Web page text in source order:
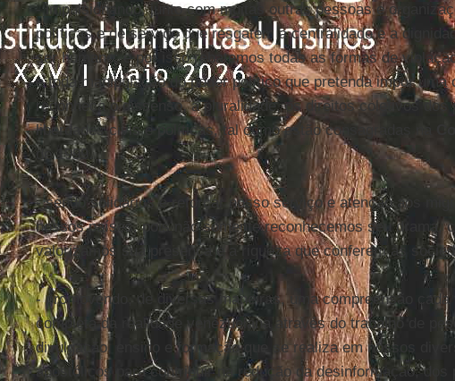
- impulsionando, junto com muitas outras pessoas e
políticas e de serviço que resgatem a centralidade e a
ser humano; e por isso rebatemos todas as formas de
e toda manipulação do poder político que pretenda impor uma
reconheça o dissenso, a pluralidade, os direitos coletivos
liberdades civis e políticas, tal como estão consagradas na
de 1999.
- sendo solidários e reforçar nosso serviço e atenção aos
nossos países, pois não somente reconhecemos seu drama,
valorizamos sua presença e a riqueza que conferem às
- promovendo, de diversas maneiras, uma compreensão
completa da realidade venezuelana através do trabalho de
divulgação, ensino e formação que se realiza em nossos
apostólicos para contribuir na redução da desinformação, dos